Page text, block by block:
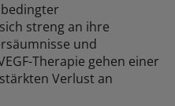
streng an ihre
und
Therapie gehen einer
Verlust an